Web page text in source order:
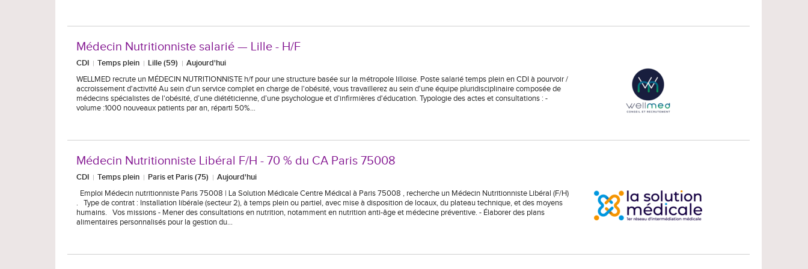
Médecin Nutritionniste salarié — Lille - H/F
CDI Temps plein Lille (59)
Aujourd'hui
WELLMED recrute un MÉDECIN NUTRITIONNISTE h/f pour une structure basée sur la métropole lilloise. Poste salarié temps plein en CDI à pourvoir /
accroissement d'activité Au sein d'un service complet en charge de l'obésité, vous travaillerez au sein d'une équipe pluridisciplinaire composée de
médecins spécialistes de l'obésité, d’une diététicienne, d’une psychologue et d’infirmières d'éducation. Typologie des actes et consultations : -
volume :1000 nouveaux patients par an, réparti 50%…
Médecin Nutritionniste Libéral F/H - 70 % du CA Paris 75008
CDI Temps plein Paris et Paris (75)
Aujourd'hui
Emploi Médecin nutritionniste Paris 75008 | La Solution Médicale Centre Médical à Paris 75008 , recherche un Médecin Nutritionniste Libéral (F/H)
. Type de contrat : Installation libérale (secteur 2), à temps plein ou partiel, avec mise à disposition de locaux, du plateau technique, et des moyens
humains. Vos missions - Mener des consultations en nutrition, notamment en nutrition anti-âge et médecine préventive. - Élaborer des plans
alimentaires personnalisés pour la gestion du…